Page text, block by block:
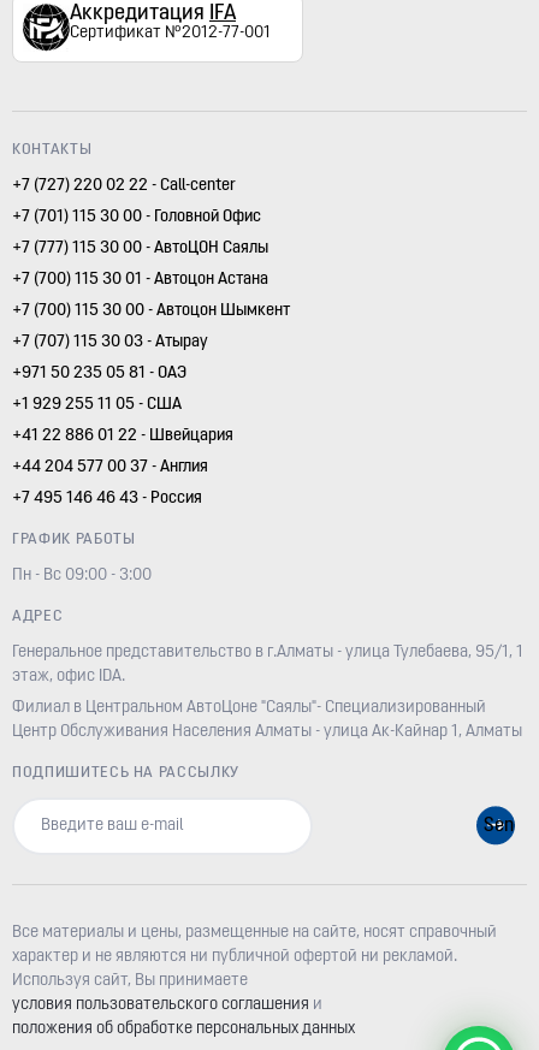
Аккредитация IFA
Сертификат №2012-77-001
КОНТАКТЫ
+7 (727) 220 02 22 - Call-center
+7 (701) 115 30 00 - Головной Офис
+7 (777) 115 30 00 - АвтоЦОН Саялы
+7 (700) 115 30 01 - Автоцон Астана
+7 (700) 115 30 00 - Автоцон Шымкент
+7 (707) 115 30 03 - Атырау
+971 50 235 05 81 - ОАЭ
+1 929 255 11 05 - США
+41 22 886 01 22 - Швейцария
+44 204 577 00 37 - Англия
+7 495 146 46 43 - Россия
ГРАФИК РАБОТЫ
Пн - Вс 09:00 - 3:00
АДРЕС
Генеральное представительство в г.Алматы - улица Тулебаева, 95/1, 1
этаж, офис IDA.
Филиал в Центральном АвтоЦоне "Саялы"- Специализированный
Центр Обслуживания Населения Алматы - улица Ак-Кайнар 1, Алматы
ПОДПИШИТЕСЬ НА РАССЫЛКУ
Все материалы и цены, размещенные на сайте, носят справочный
характер и не являются ни публичной офертой ни рекламой.
Используя сайт, Вы принимаете
условия пользовательского соглашения и
положения об обработке персональных данных